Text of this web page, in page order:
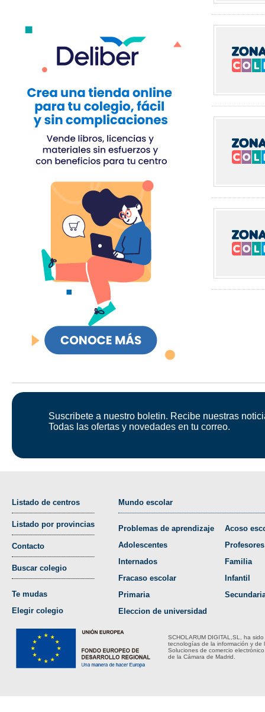
Suscribete a nuestro boletin. Recibe nuestras
Todas las ofertas y novedades en tu correo.
Listado de centros
Listado por provincias
Contacto
Buscar colegio
Te mudas
Elegir colegio
Mundo escolar
Problemas de aprendizaje
Adolescentes
Internados
Fracaso escolar
Primaria
Eleccion de universidad
Acoso
Profesores
Familia
Infantil
SCHOLARUM DIGITAL,SL, ha
tecnologías de la información y de
Soluciones de comercio
de la Cámara de Madrid.